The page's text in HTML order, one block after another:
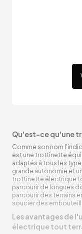
Qu'est-ce qu'une
Comme son nom
est une trottinette
adaptés à tous les
grande autonomie et
trottinette électrique
parcourir de longues
parcourir des terrains
soucier des
Les avantages de
électrique tout